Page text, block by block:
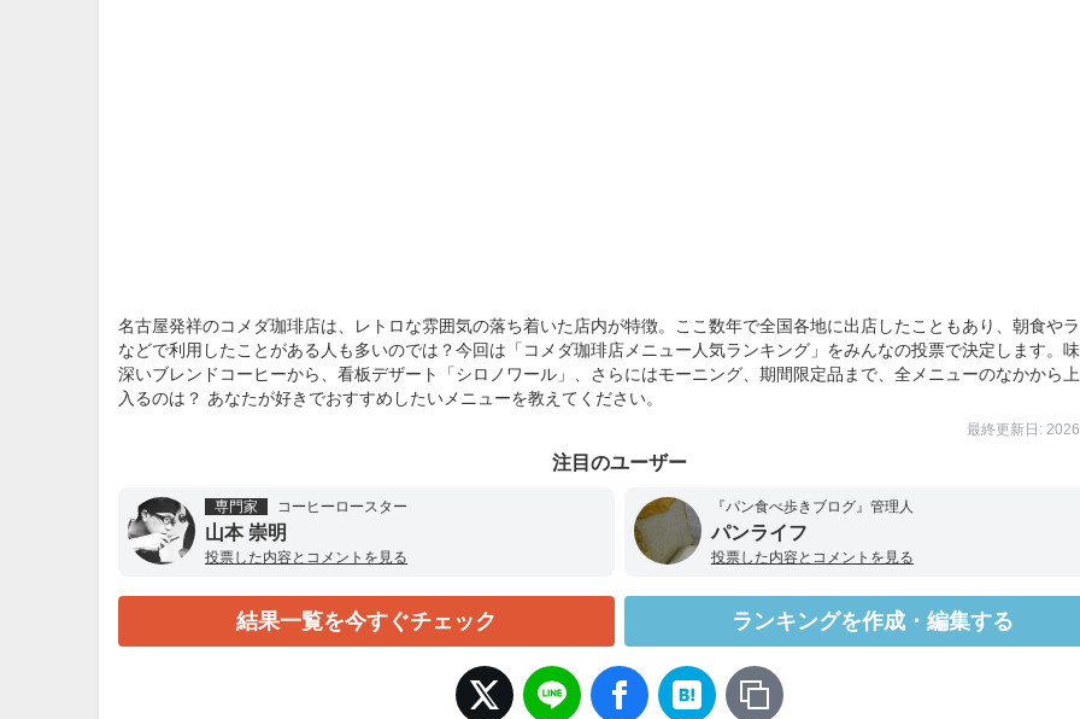
名古屋発祥のコメダ珈琲店は、レトロな雰囲気の落ち着いた店内が特徴。ここ数年で全国各地に出店したこともあり、朝食や
などで利用したことがある人も多いのでは？今回は「コメダ珈琲店メニュー人気ランキング」をみんなの投票で決定します。
深いブレンドコーヒーから、看板デザート「シロノワール」、さらにはモーニング、期間限定品まで、全メニューのなかから
入るのは？ あなたが好きでおすすめしたいメニューを教えてください。
最終更新日:
注目のユーザー
専門家 コーヒーロースター
山本 崇明
投票した内容とコメントを見る
『パン食べ歩きブログ』管理人
パンライフ
投票した内容とコメントを見る
結果一覧を今すぐチェック ランキングを作成・編集する